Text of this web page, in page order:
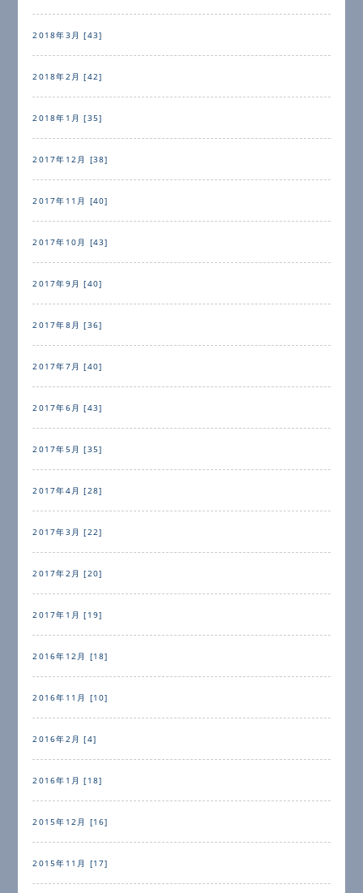
2018年3月 [43]
2018年2月 [42]
2018年1月 [35]
2017年12月 [38]
2017年11月 [40]
2017年10月 [43]
2017年9月 [40]
2017年8月 [36]
2017年7月 [40]
2017年6月 [43]
2017年5月 [35]
2017年4月 [28]
2017年3月 [22]
2017年2月 [20]
2017年1月 [19]
2016年12月 [18]
2016年11月 [10]
2016年2月 [4]
2016年1月 [18]
2015年12月 [16]
2015年11月 [17]